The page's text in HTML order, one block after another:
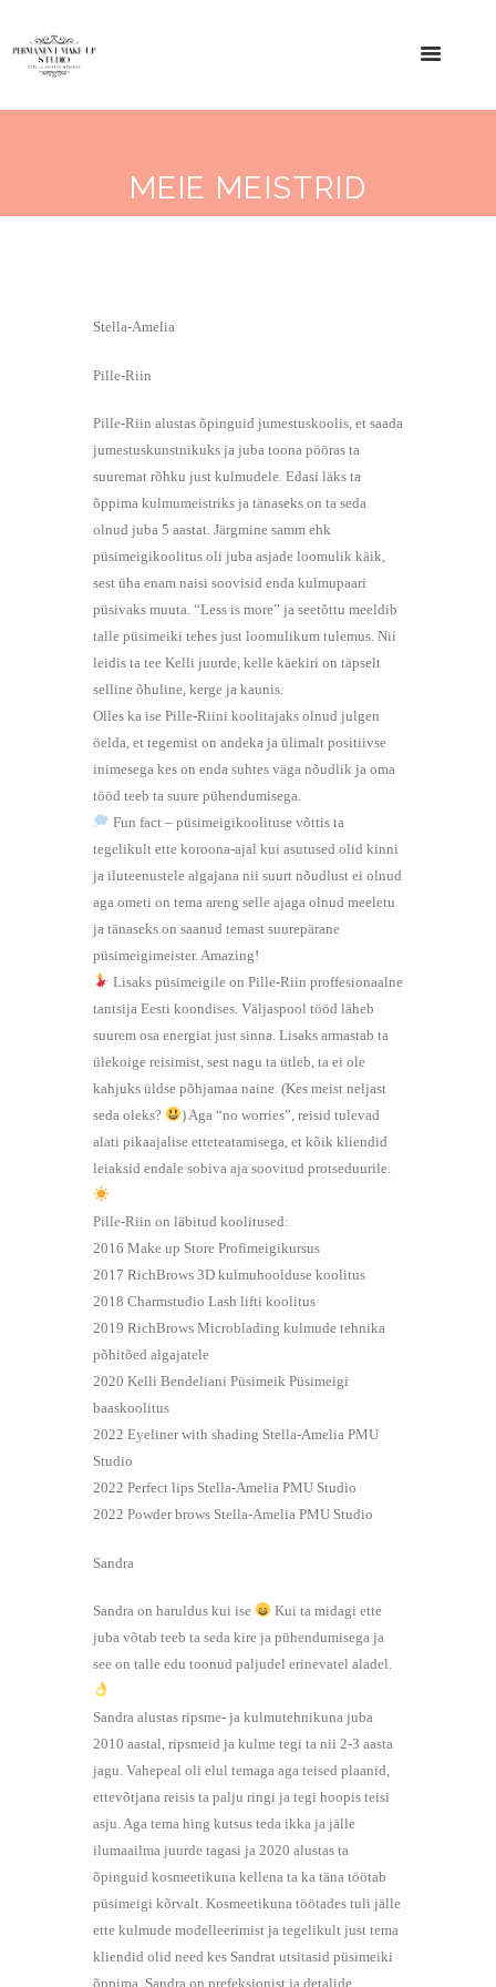
MEIE MEISTRID
Stella-Amelia
Pille-Riin
Pille-Riin alustas õpinguid jumestuskoolis, et saada
jumestuskunstnikuks ja juba toona pööras ta
suuremat rõhku just kulmudele. Edasi läks ta
õppima kulmumeistriks ja tänaseks on ta seda
olnud juba 5 aastat. Järgmine samm ehk
püsimeigikoolitus oli juba asjade loomulik käik,
sest üha enam naisi soovisid enda kulmupaari
püsivaks muuta. “Less is more” ja seetõttu meeldib
talle püsimeiki tehes just loomulikum tulemus. Nii
leidis ta tee Kelli juurde, kelle käekiri on täpselt
selline õhuline, kerge ja kaunis.
Olles ka ise Pille-Riini koolitajaks olnud julgen
öelda, et tegemist on andeka ja ülimalt positiivse
inimesega kes on enda suhtes väga nõudlik ja oma
tööd teeb ta suure pühendumisega.
Fun fact – püsimeigikoolituse võttis ta
tegelikult ette koroona-ajal kui asutused olid kinni
ja iluteenustele algajana nii suurt nõudlust ei olnud
aga ometi on tema areng selle ajaga olnud meeletu
ja tänaseks on saanud temast suurepärane
püsimeigimeister. Amazing!
Lisaks püsimeigile on Pille-Riin proffesionaalne
tantsija Eesti koondises. Väljaspool tööd läheb
suurem osa energiat just sinna. Lisaks armastab ta
ülekoige reisimist, sest nagu ta ütleb, ta ei ole
kahjuks üldse põhjamaa naine. (Kes meist neljast
seda oleks?
) Aga “no worries”, reisid tulevad
alati pikaajalise etteteatamisega, et kõik kliendid
leiaksid endale sobiva aja soovitud protseduurile.
Pille-Riin on läbitud koolitused:
2016 Make up Store Profimeigikursus
2017 RichBrows 3D kulmuhoolduse koolitus
2018 Charmstudio Lash lifti koolitus
2019 RichBrows Microblading kulmude tehnika
põhitõed algajatele
2020 Kelli Bendeliani Püsimeik Püsimeigi
baaskoolitus
2022 Eyeliner with shading Stella-Amelia PMU
Studio
2022 Perfect lips Stella-Amelia PMU Studio
2022 Powder brows Stella-Amelia PMU Studio
Sandra
Sandra on haruldus kui ise
Kui ta midagi ette
juba võtab teeb ta seda kire ja pühendumisega ja
see on talle edu toonud paljudel erinevatel aladel.
Sandra alustas ripsme- ja kulmutehnikuna juba
2010 aastal, ripsmeid ja kulme tegi ta nii 2-3 aasta
jagu. Vahepeal oli elul temaga aga teised plaanid,
ettevõtjana reisis ta palju ringi ja tegi hoopis teisi
asju. Aga tema hing kutsus teda ikka ja jälle
ilumaailma juurde tagasi ja 2020 alustas ta
õpinguid kosmeetikuna kellena ta ka täna töötab
püsimeigi kõrvalt. Kosmeetikuna töötades tuli jälle
ette kulmude modelleerimist ja tegelikult just tema
kliendid olid need kes Sandrat utsitasid püsimeiki
õppima. Sandra on prefeksionist ja detalide